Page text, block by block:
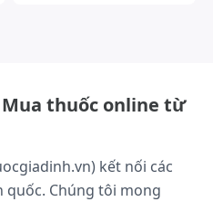
Mua thuốc online từ
kết nối các
Chúng tôi mong